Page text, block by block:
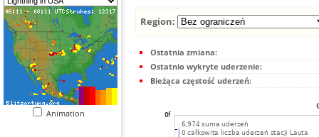
Animation
Region:
Ostatnia zmiana:
Ostatnio wykryte uderzenie:
Bieżąca częstość uderzeń: